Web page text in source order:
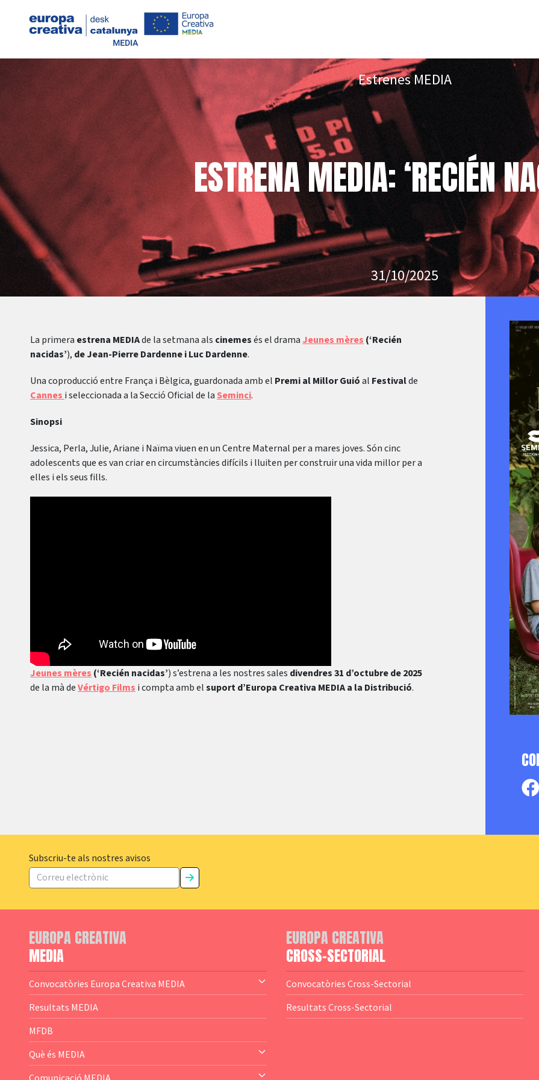
Estrenes MEDIA
ESTRENA MEDIA: ‘RECIÉN
31/10/2025
La primera estrena MEDIAde la setmana als cinemesés el drama Jeunes mères (‘Recién
nacidas’), de Jean-Pierre Dardenne i Luc Dardenne.
Una coproducció entre França i Bèlgica, guardonada amb el Premi al Millor Guióal Festivalde
Cannes i seleccionada a la Secció Oficial de la Seminci.
Sinopsi
Jessica, Perla, Julie, Ariane i Naïma viuen en un Centre Maternal per a mares joves. Són cinc
adolescents que es van criar en circumstàncies difícils i lluiten per construir una vida millor per a
elles i els seus fills.
Jeunes mères (‘Recién nacidas’) s’estrena a les nostres sales divendres 31 d’octubre de 2025
de la mà deVértigo Films i compta amb elsuport d’Europa Creativa MEDIA a la Distribució.
Subscriu-te als nostres avisos
EUROPA CREATIVA
MEDIA
Convocatòries Europa Creativa MEDIA
— Content Cluster
— Business Cluster
— Audience Cluster
— Altres
Resultats MEDIA
MFDB
Què és MEDIA
— El subprograma MEDIA
Comunicació MEDIA
EUROPA CREATIVA
CROSS-SECTORIAL
Convocatòries Cross-Sectorial
Resultats Cross-Sectorial